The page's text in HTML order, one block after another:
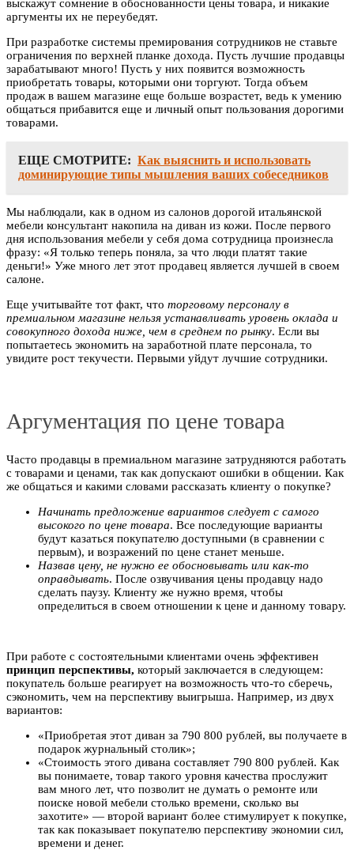
выскажут сомнение в обоснованности цены товара, и никакие
аргументы их не переубедят.
При разработке системы премирования сотрудников не ставьте
ограничения по верхней планке дохода. Пусть лучшие продавцы
зарабатывают много! Пусть у них появится возможность
приобретать товары, которыми они торгуют. Тогда объем
продаж в вашем магазине еще больше возрастет, ведь к умению
общаться прибавится еще и личный опыт пользования дорогими
товарами.
ЕЩЕ СМОТРИТЕ: Как выяснить и использовать
доминирующие типы мышления ваших собеседников
Мы наблюдали, как в одном из салонов дорогой итальянской
мебели консультант накопила на диван из кожи. После первого
дня использования мебели у себя дома сотрудница произнесла
фразу: «Я только теперь поняла, за что люди платят такие
деньги!» Уже много лет этот продавец является лучшей в своем
салоне.
Еще учитывайте тот факт, что торговому персоналу в
премиальном магазине нельзя устанавливать уровень оклада и
совокупного дохода ниже, чем в среднем по рынку. Если вы
попытаетесь экономить на заработной плате персонала, то
увидите рост текучести. Первыми уйдут лучшие сотрудники.
Аргументация по цене товара
Часто продавцы в премиальном магазине затрудняются работать
с товарами и ценами, так как допускают ошибки в общении. Как
же общаться и какими словами рассказать клиенту о покупке?
Начинать предложение вариантов следует с самого
высокого по цене товара. Все последующие варианты
будут казаться покупателю доступными (в сравнении с
первым), и возражений по цене станет меньше.
Назвав цену, не нужно ее обосновывать или как-то
оправдывать. После озвучивания цены продавцу надо
сделать паузу. Клиенту же нужно время, чтобы
определиться в своем отношении к цене и данному товару.
При работе с состоятельными клиентами очень эффективен
принцип перспективы, который заключается в следующем:
покупатель больше реагирует на возможность что-то сберечь,
сэкономить, чем на перспективу выигрыша. Например, из двух
вариантов:
«Приобретая этот диван за 790 800 рублей, вы получаете в
подарок журнальный столик»;
«Стоимость этого дивана составляет 790 800 рублей. Как
вы понимаете, товар такого уровня качества прослужит
вам много лет, что позволит не думать о ремонте или
поиске новой мебели столько времени, сколько вы
захотите» — второй вариант более стимулирует к покупке,
так как показывает покупателю перспективу экономии сил,
времени и денег.